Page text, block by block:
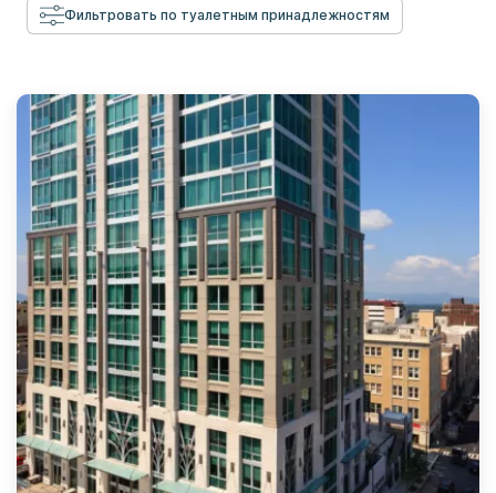
Фильтровать по туалетным принадлежностям